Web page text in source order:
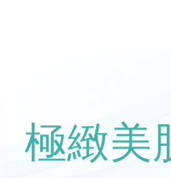
極緻美